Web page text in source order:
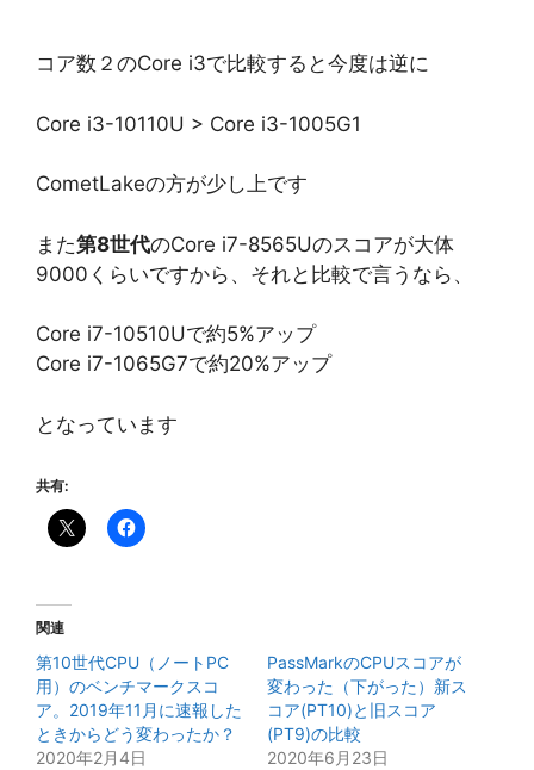
コア数２のCore i3で比較すると今度は逆に
Core i3-10110U > Core i3-1005G1
CometLakeの方が少し上です
また第8世代のCore i7-8565Uのスコアが大体
9000くらいですから、それと比較で言うなら、
Core i7-10510Uで約5%アップ
Core i7-1065G7で約20%アップ
となっています
共有:
関連
第10世代CPU（ノートPC
用）のベンチマークスコ
ア。2019年11月に速報した
ときからどう変わったか？
2020年2月4日
PassMarkのCPUスコアが
変わった（下がった）新ス
コア(PT10)と旧スコア
(PT9)の比較
2020年6月23日